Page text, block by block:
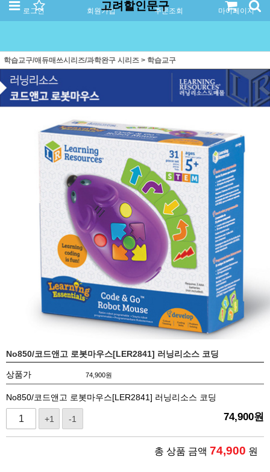
로그인 회원가입 주문조회 마이페이지
고려할인문구
학습교구/애듀매쓰시리즈/과학완구 시리즈 > 학습교구
No850/코드앤고 로봇마우스[LER2841] 러닝리소스 코딩
상품가 74,900원
No850/코드앤고 로봇마우스[LER2841] 러닝리소스 코딩
+1 -1 74,900원
총 상품 금액 74,900 원